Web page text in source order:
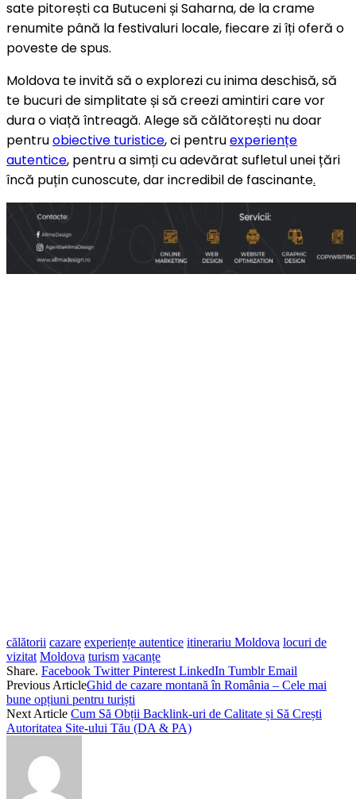
sate pitorești ca Butuceni și Saharna, de la crame
renumite până la festivaluri locale, fiecare zi îți oferă o
poveste de spus.
Moldova te invită să o explorezi cu inima deschisă, să
te bucuri de simplitate și să creezi amintiri care vor
dura o viață întreagă. Alege să călătorești nu doar
pentruobiective turistice, ci pentruexperiențe
autentice, pentru a simți cu adevărat sufletul unei țări
încă puțin cunoscute, dar incredibil de fascinante.
călătorii cazare experiențe autentice itinerariu Moldova locuri de
vizitat Moldova turism vacanțe
Share. Facebook Twitter Pinterest LinkedIn Tumblr Email
Previous ArticleGhid de cazare montană în România – Cele mai
bune opțiuni pentru turiști
Next Article Cum Să Obții Backlink-uri de Calitate și Să Crești
Autoritatea Site-ului Tău (DA & PA)